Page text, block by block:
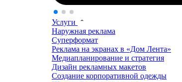
Услуги
Наружная реклама
Суперформат
Реклама на экранах в «Дом Лента»
Медиапланирование и стратегия
Дизайн рекламных макетов
Создание корпоративной одежды